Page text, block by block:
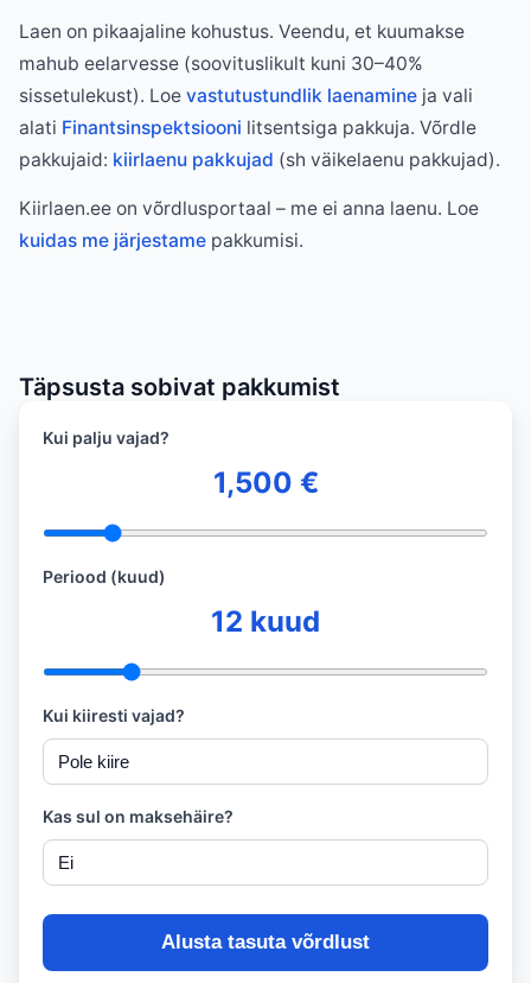
Laen on pikaajaline kohustus. Veendu, et kuumakse
mahub eelarvesse (soovituslikult kuni 30–40%
sissetulekust). Loe vastutustundlik laenamine ja vali
alati Finantsinspektsiooni litsentsiga pakkuja. Võrdle
pakkujaid: kiirlaenu pakkujad (sh väikelaenu pakkujad).
Kiirlaen.ee on võrdlusportaal – me ei anna laenu. Loe
kuidas me järjestame pakkumisi.
Täpsusta sobivat pakkumist
Kui palju vajad?
1,500 €
Periood (kuud)
12 kuud
Kui kiiresti vajad?
Kas sul on maksehäire?
Alusta tasuta võrdlust